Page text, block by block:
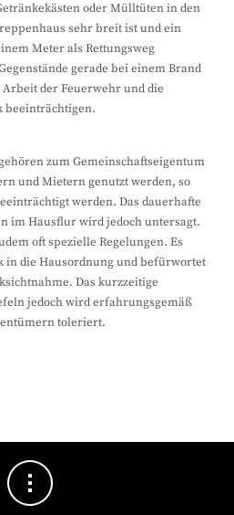
oder Mülltüten in den
sehr breit ist und ein
Meter als Rettungsweg
gerade bei einem Brand
der Feuerwehr und die
beeinträchtigen.
zum Gemeinschaftseigentum
und Mietern genutzt werden, so
werden. Das dauerhafte
im Hausflur wird jedoch untersagt.
oft spezielle Regelungen. Es
in die Hausordnung und befürwortet
Das kurzzeitige
jedoch wird erfahrungsgemäß
toleriert.